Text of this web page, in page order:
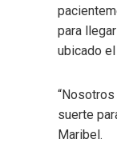
para
ubicado
suerte
Maribel.